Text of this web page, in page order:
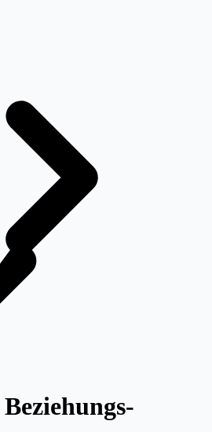
Beziehungs-